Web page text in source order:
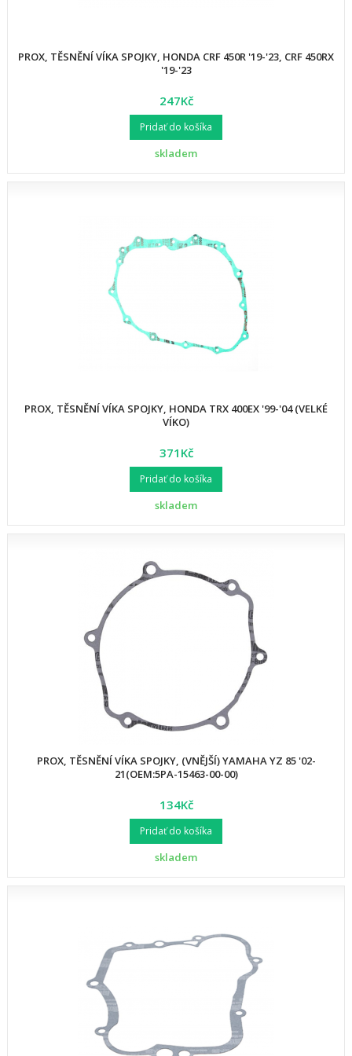
PROX, TĚSNĚNÍ VÍKA SPOJKY, HONDA CRF 450R '19-'23, CRF 450RX
'19-'23
247Kč
Pridať do košíka
skladem
PROX, TĚSNĚNÍ VÍKA SPOJKY, HONDA TRX 400EX '99-'04 (VELKÉ
VÍKO)
371Kč
Pridať do košíka
skladem
PROX, TĚSNĚNÍ VÍKA SPOJKY, (VNĚJŠÍ) YAMAHA YZ 85 '02-
21(OEM:5PA-15463-00-00)
134Kč
Pridať do košíka
skladem